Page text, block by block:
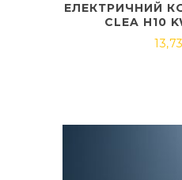
ЕЛЕКТРИЧНИЙ
CLEA H10